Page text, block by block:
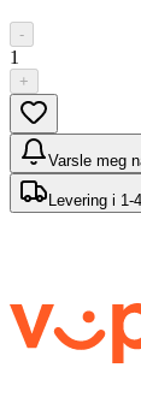
-
1
+
Varsle meg
Levering i 1-